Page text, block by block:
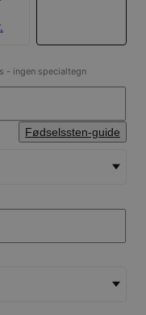
- ingen specialtegn
Fødselssten-guide